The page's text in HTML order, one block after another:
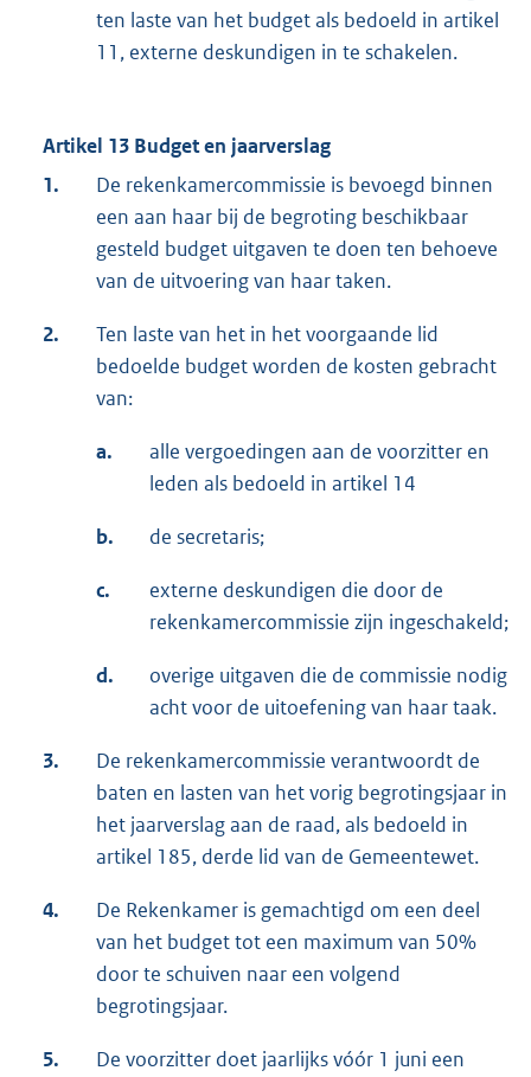
ten laste van het budget als bedoeld in artikel
11, externe deskundigen in te schakelen.
Artikel 13 Budget en jaarverslag
1.
De rekenkamercommissie is bevoegd binnen
een aan haar bij de begroting beschikbaar
gesteld budget uitgaven te doen ten behoeve
van de uitvoering van haar taken.
2.
Ten laste van het in het voorgaande lid
bedoelde budget worden de kosten gebracht
van:
a.
alle vergoedingen aan de voorzitter en
leden als bedoeld in artikel 14
b. de secretaris;
c.
externe deskundigen die door de
rekenkamercommissie zijn ingeschakeld;
d.
overige uitgaven die de commissie nodig
acht voor de uitoefening van haar taak.
3.
De rekenkamercommissie verantwoordt de
baten en lasten van het vorig begrotingsjaar in
het jaarverslag aan de raad, als bedoeld in
artikel 185, derde lid van de Gemeentewet.
4.
De Rekenkamer is gemachtigd om een deel
van het budget tot een maximum van 50%
door te schuiven naar een volgend
begrotingsjaar.
5.
De voorzitter doet jaarlijks vóór 1 juni een